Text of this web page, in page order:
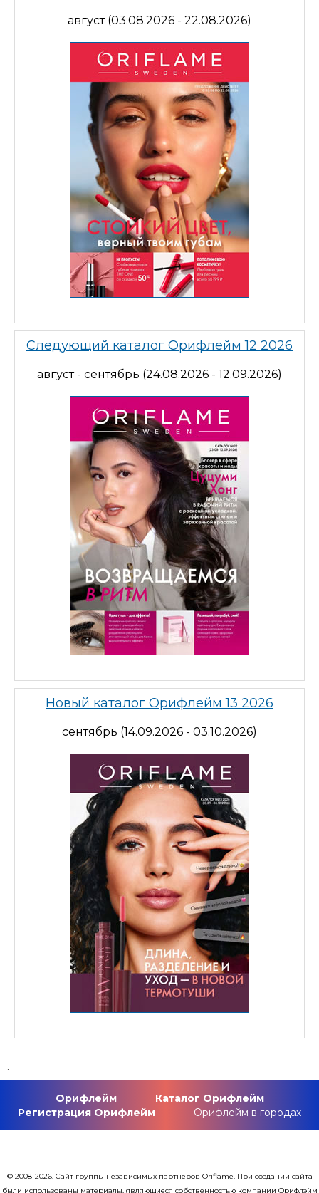
август (03.08.2026 - 22.08.2026)
Следующий каталог Орифлейм 12 2026
август - сентябрь (24.08.2026 - 12.09.2026)
Новый каталог Орифлейм 13 2026
сентябрь (14.09.2026 - 03.10.2026)
.
Орифлейм
Каталог Орифлейм
Регистрация Орифлейм
Орифлейм в городах
© 2008-2026. Сайт группы независимых партнеров Oriflame. При создании сайта
были использованы материалы, являющиеся собственностью компании Орифлэйм